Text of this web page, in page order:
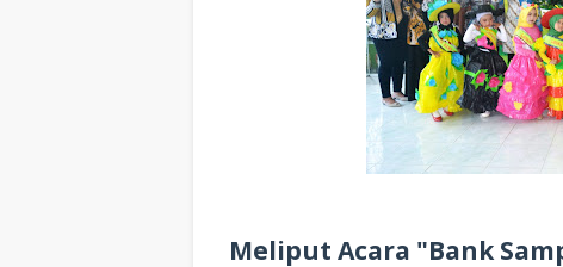
Meliput Acara "Bank